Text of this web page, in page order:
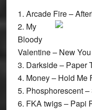
1. Arcade Fire –
2. My
Bloody
Valentine – New You
3. Darkside – Paper
4. Money – Hold Me
5. Phosphorescent
6. FKA twigs – Papi